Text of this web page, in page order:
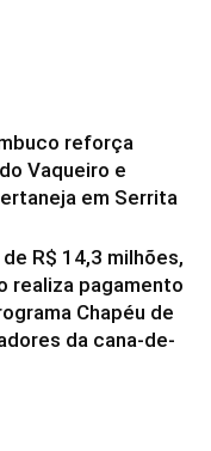
reforça
Vaqueiro e
em Serrita
R$ 14,3 milhões,
realiza pagamento
Chapéu de
da cana-de-